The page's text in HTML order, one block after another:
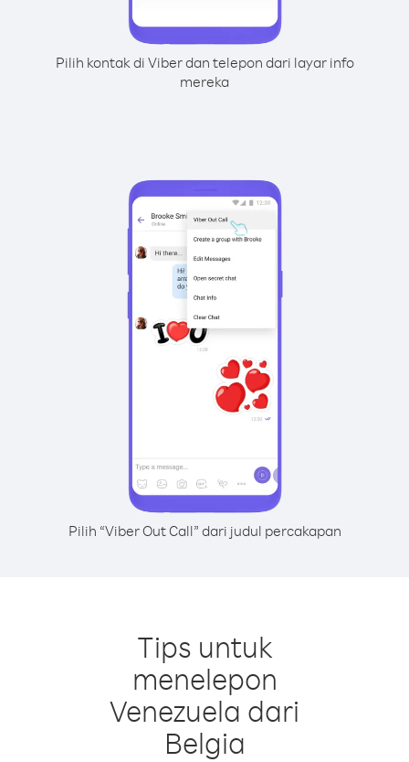
Pilih kontak di Viber dan telepon dari layar info
mereka
Pilih “Viber Out Call” dari judul percakapan
Tips untuk
menelepon
Venezuela dari
Belgia